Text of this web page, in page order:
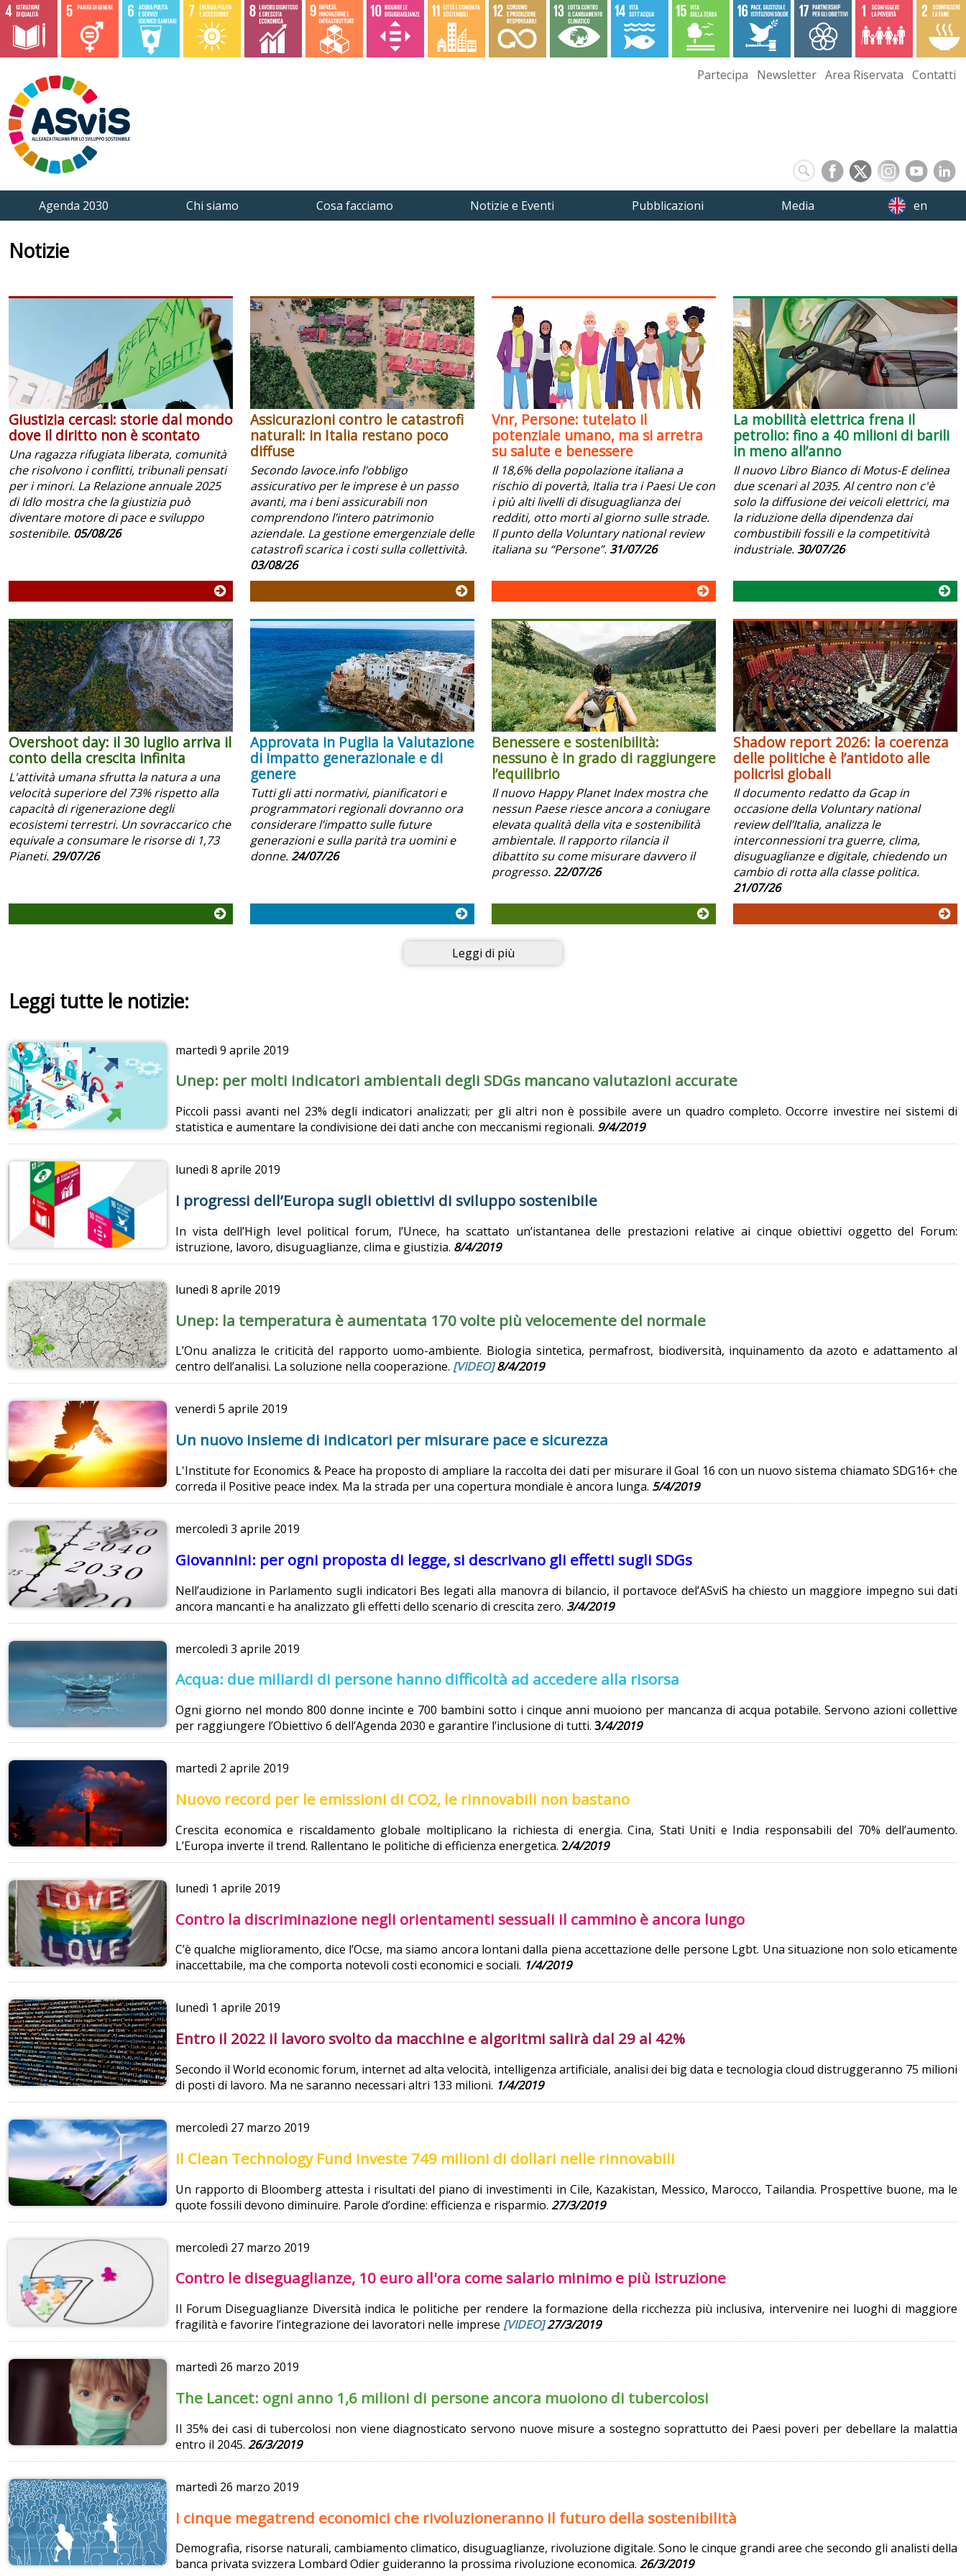
Partecipa Newsletter Area Riservata Contatti
Agenda 2030 Chi siamo Cosa facciamo Notizie e Eventi Pubblicazioni Media en
Notizie
Giustizia cercasi: storie dal mondo
dove il diritto non è scontato
Una ragazza rifugiata liberata, comunità
che risolvono i conflitti, tribunali pensati
per i minori. La Relazione annuale 2025
di Idlo mostra che la giustizia può
diventare motore di pace e sviluppo
sostenibile. 05/08/26
Assicurazioni contro le catastrofi
naturali: in Italia restano poco
diffuse
Secondo lavoce.info l’obbligo
assicurativo per le imprese è un passo
avanti, ma i beni assicurabili non
comprendono l’intero patrimonio
aziendale. La gestione emergenziale delle
catastrofi scarica i costi sulla collettività.
03/08/26
Vnr, Persone: tutelato il
potenziale umano, ma si arretra
su salute e benessere
Il 18,6% della popolazione italiana a
rischio di povertà, Italia tra i Paesi Ue con
i più alti livelli di disuguaglianza dei
redditi, otto morti al giorno sulle strade.
Il punto della Voluntary national review
italiana su “Persone”. 31/07/26
La mobilità elettrica frena il
petrolio: fino a 40 milioni di barili
in meno all’anno
Il nuovo Libro Bianco di Motus-E delinea
due scenari al 2035. Al centro non c'è
solo la diffusione dei veicoli elettrici, ma
la riduzione della dipendenza dai
combustibili fossili e la competitività
industriale. 30/07/26
Overshoot day: il 30 luglio arriva il
conto della crescita infinita
L'attività umana sfrutta la natura a una
velocità superiore del 73% rispetto alla
capacità di rigenerazione degli
ecosistemi terrestri. Un sovraccarico che
equivale a consumare le risorse di 1,73
Pianeti.29/07/26
Approvata in Puglia la Valutazione
di impatto generazionale e di
genere
Tutti gli atti normativi, pianificatori e
programmatori regionali dovranno ora
considerare l’impatto sulle future
generazioni e sulla parità tra uomini e
donne.24/07/26
Benessere e sostenibilità:
nessuno è in grado di raggiungere
l’equilibrio
Il nuovo Happy Planet Index mostra che
nessun Paese riesce ancora a coniugare
elevata qualità della vita e sostenibilità
ambientale. Il rapporto rilancia il
dibattito su come misurare davvero il
progresso.22/07/26
Shadow report 2026: la coerenza
delle politiche è l’antidoto alle
policrisi globali
Il documento redatto da Gcap in
occasione della Voluntary national
review dell’Italia, analizza le
interconnessioni tra guerre, clima,
disuguaglianze e digitale, chiedendo un
cambio di rotta alla classe politica.
21/07/26
Leggi di più
Leggi tutte le notizie:
martedì9 aprile 2019
Unep: per molti indicatori ambientali degli SDGs mancano valutazioni accurate
Piccoli passi avanti nel 23% degli indicatori analizzati; per gli altri non è possibile avere un quadro completo. Occorre investire nei sistemi di
statistica e aumentare la condivisione dei dati anche con meccanismi regionali. 9/4/2019
lunedì8 aprile 2019
I progressi dell’Europa sugli obiettivi di sviluppo sostenibile
In vista dell’High level political forum, l’Unece, ha scattato un’istantanea delle prestazioni relative ai cinque obiettivi oggetto del Forum:
istruzione, lavoro, disuguaglianze, clima e giustizia. 8/4/2019
lunedì8 aprile 2019
Unep: la temperatura è aumentata 170 volte più velocemente del normale
L’Onu analizza le criticità del rapporto uomo-ambiente. Biologia sintetica, permafrost, biodiversità, inquinamento da azoto e adattamento al
centro dell’analisi. La soluzione nella cooperazione. [VIDEO]8/4/2019
venerdì5 aprile 2019
Un nuovo insieme di indicatori per misurare pace e sicurezza
L'Institute for Economics & Peace ha proposto di ampliare la raccolta dei dati per misurare il Goal 16 con un nuovo sistema chiamato SDG16+ che
correda il Positive peace index. Ma la strada per una copertura mondiale è ancora lunga. 5/4/2019
mercoledì3 aprile 2019
Giovannini: per ogni proposta di legge, si descrivano gli effetti sugli SDGs
Nell’audizione in Parlamento sugli indicatori Bes legati alla manovra di bilancio, il portavoce del’ASviS ha chiesto un maggiore impegno sui dati
ancora mancanti e ha analizzato gli effetti dello scenario di crescita zero. 3/4/2019
mercoledì3 aprile 2019
Acqua: due miliardi di persone hanno difficoltà ad accedere alla risorsa
Ogni giorno nel mondo 800 donne incinte e 700 bambini sotto i cinque anni muoiono per mancanza di acqua potabile. Servono azioni collettive
per raggiungere l’Obiettivo 6 dell’Agenda 2030 e garantire l’inclusione di tutti. 3/4/2019
martedì 2 aprile 2019
Nuovo record per le emissioni di CO2, le rinnovabili non bastano
Crescita economica e riscaldamento globale moltiplicano la richiesta di energia. Cina, Stati Uniti e India responsabili del 70% dell’aumento.
L’Europa inverte il trend. Rallentano le politiche di efficienza energetica. 2/4/2019
lunedì 1 aprile 2019
Contro la discriminazione negli orientamenti sessuali il cammino è ancora lungo
C’è qualche miglioramento, dice l’Ocse, ma siamo ancora lontani dalla piena accettazione delle persone Lgbt. Una situazione non solo eticamente
inaccettabile, ma che comporta notevoli costi economici e sociali. 1/4/2019
lunedì 1 aprile 2019
Entro il 2022 il lavoro svolto da macchine e algoritmi salirà dal 29 al 42%
Secondo il World economic forum, internet ad alta velocità, intelligenza artificiale, analisi dei big data e tecnologia cloud distruggeranno 75 milioni
di posti di lavoro. Ma ne saranno necessari altri 133 milioni. 1/4/2019
mercoledì 27 marzo 2019
Il Clean Technology Fund investe 749 milioni di dollari nelle rinnovabili
Un rapporto di Bloomberg attesta i risultati del piano di investimenti in Cile, Kazakistan, Messico, Marocco, Tailandia. Prospettive buone, ma le
quote fossili devono diminuire. Parole d’ordine: efficienza e risparmio. 27/3/2019
mercoledì 27 marzo 2019
Contro le diseguaglianze, 10 euro all'ora come salario minimo e più istruzione
Il Forum Diseguaglianze Diversità indica le politiche per rendere la formazione della ricchezza più inclusiva, intervenire nei luoghi di maggiore
fragilità e favorire l’integrazione dei lavoratori nelle imprese [VIDEO]27/3/2019
martedì 26 marzo 2019
The Lancet: ogni anno 1,6 milioni di persone ancora muoiono di tubercolosi
Il 35% dei casi di tubercolosi non viene diagnosticato servono nuove misure a sostegno soprattutto dei Paesi poveri per debellare la malattia
entro il 2045. 26/3/2019
martedì 26 marzo 2019
I cinque megatrend economici che rivoluzioneranno il futuro della sostenibilità
Demografia, risorse naturali, cambiamento climatico, disuguaglianze, rivoluzione digitale. Sono le cinque grandi aree che secondo gli analisti della
banca privata svizzera Lombard Odier guideranno la prossima rivoluzione economica. 26/3/2019